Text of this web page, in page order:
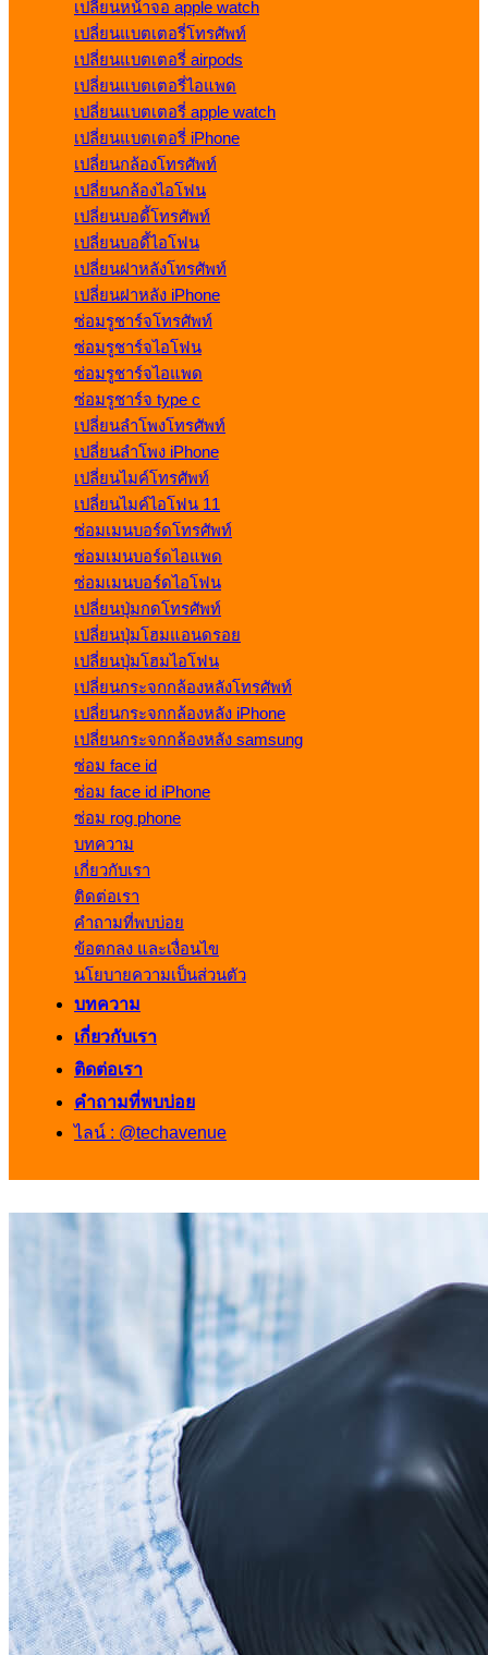
เปลี่ยนหน้าจอ apple watch
เปลี่ยนแบตเตอรี่โทรศัพท์
เปลี่ยนแบตเตอรี่ airpods
เปลี่ยนแบตเตอรี่ไอแพด
เปลี่ยนแบตเตอรี่ apple watch
เปลี่ยนแบตเตอรี่ iPhone
เปลี่ยนกล้องโทรศัพท์
เปลี่ยนกล้องไอโฟน
เปลี่ยนบอดี้โทรศัพท์
เปลี่ยนบอดี้ไอโฟน
เปลี่ยนฝาหลังโทรศัพท์
เปลี่ยนฝาหลัง iPhone
ซ่อมรูชาร์จโทรศัพท์
ซ่อมรูชาร์จไอโฟน
ซ่อมรูชาร์จไอแพด
ซ่อมรูชาร์จ type c
เปลี่ยนลำโพงโทรศัพท์
เปลี่ยนลำโพง iPhone
เปลี่ยนไมค์โทรศัพท์
เปลี่ยนไมค์ไอโฟน 11
ซ่อมเมนบอร์ดโทรศัพท์
ซ่อมเมนบอร์ดไอแพด
ซ่อมเมนบอร์ดไอโฟน
เปลี่ยนปุ่มกดโทรศัพท์
เปลี่ยนปุ่มโฮมแอนดรอย
เปลี่ยนปุ่มโฮมไอโฟน
เปลี่ยนกระจกกล้องหลังโทรศัพท์
เปลี่ยนกระจกกล้องหลัง iPhone
เปลี่ยนกระจกกล้องหลัง samsung
ซ่อม face id
ซ่อม face id iPhone
ซ่อม rog phone
บทความ
เกี่ยวกับเรา
ติดต่อเรา
คำถามที่พบบ่อย
ข้อตกลง และเงื่อนไข
นโยบายความเป็นส่วนตัว
บทความ
เกี่ยวกับเรา
ติดต่อเรา
คำถามที่พบบ่อย
ไลน์ : @techavenue